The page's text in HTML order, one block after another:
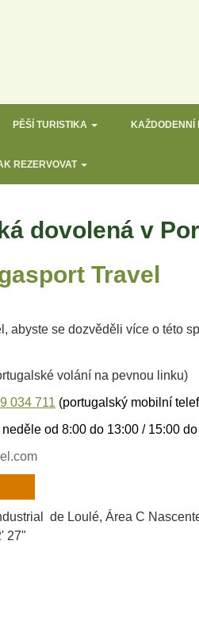
PĚŠÍ TURISTIKA KAŽDODENNÍ
REZERVOVAT
dovolená v
Travel
abyste se dozvěděli více o této
volání na pevnou linku)
034 711 (portugalský mobilní
od 8:00 do 13:00 / 15:00
de Loulé, Área C
27"